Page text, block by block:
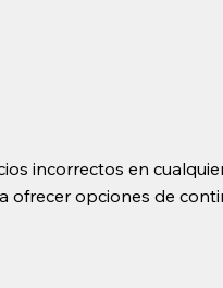
incorrectos en
opciones de